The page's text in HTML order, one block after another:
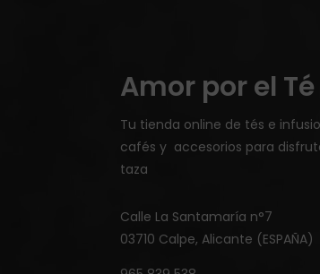
Amor por el Té
Tu tienda online de tés e
cafés y accesorios para
taza
Calle La Santamaría n°7
03710 Calpe, Alicante (ESPAÑA)